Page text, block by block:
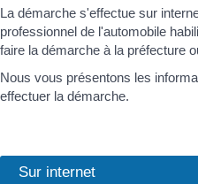
La démarche s'effectue sur
professionnel de l'automobile
faire la démarche à la préfecture
Nous vous présentons les
effectuer la démarche.
Sur internet